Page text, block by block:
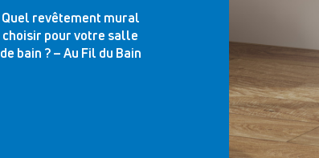
Quel revêtement mural
choisir pour votre salle
de bain ? – Au Fil du Bain
votre meuble vasque –
Au Fil du Bain